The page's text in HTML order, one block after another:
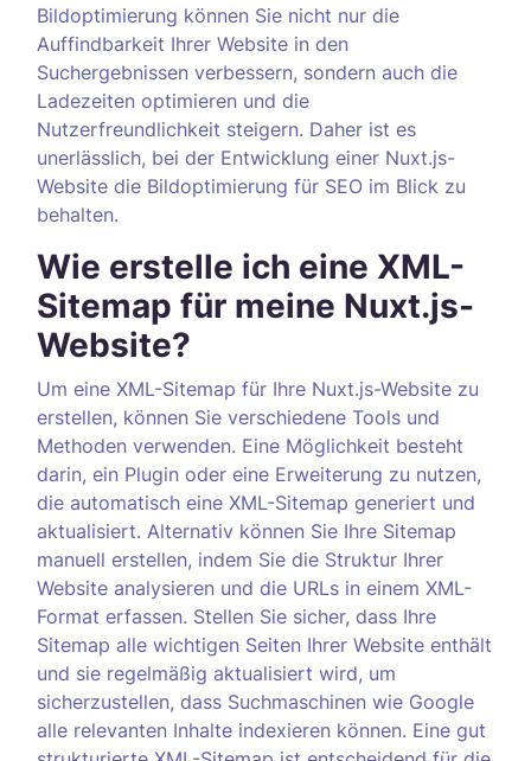
Bildoptimierung können Sie nicht nur die
Auffindbarkeit Ihrer Website in den
Suchergebnissen verbessern, sondern auch die
Ladezeiten optimieren und die
Nutzerfreundlichkeit steigern. Daher ist es
unerlässlich, bei der Entwicklung einer Nuxt.js-
Website die Bildoptimierung für SEO im Blick zu
behalten.
Wie erstelle ich eine XML-
Sitemap für meine Nuxt.js-
Website?
Um eine XML-Sitemap für Ihre Nuxt.js-Website zu
erstellen, können Sie verschiedene Tools und
Methoden verwenden. Eine Möglichkeit besteht
darin, ein Plugin oder eine Erweiterung zu nutzen,
die automatisch eine XML-Sitemap generiert und
aktualisiert. Alternativ können Sie Ihre Sitemap
manuell erstellen, indem Sie die Struktur Ihrer
Website analysieren und die URLs in einem XML-
Format erfassen. Stellen Sie sicher, dass Ihre
Sitemap alle wichtigen Seiten Ihrer Website enthält
und sie regelmäßig aktualisiert wird, um
sicherzustellen, dass Suchmaschinen wie Google
alle relevanten Inhalte indexieren können. Eine gut